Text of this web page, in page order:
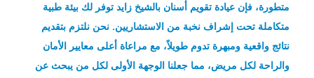
متطورة، فإن عيادة تقويم أسنان بالشيخ زايد توفر لك بيئة طبية
متكاملة تحت إشراف نخبة من الاستشاريين. نحن نلتزم بتقديم
نتائج واقعية ومبهرة تدوم طويلاً، مع مراعاة أعلى معايير الأمان
والراحة لكل مريض، مما جعلنا الوجهة الأولى لكل من يبحث عن